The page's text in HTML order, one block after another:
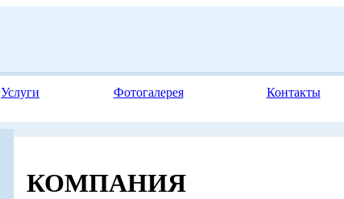
Услуги Фотогалерея Контакты
КОМПАНИЯ